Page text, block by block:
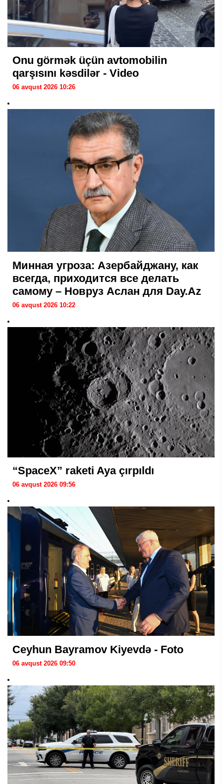
Onu görmək üçün avtomobilin
qarşısını kəsdilər - Video
06 avqust 2026 10:26
Минная угроза: Азербайджану, как
всегда, приходится все делать
самому – Новруз Аслан для Day.Az
06 avqust 2026 10:22
“SpaceX” raketi Aya çırpıldı
06 avqust 2026 09:56
Ceyhun Bayramov Kiyevdə - Foto
06 avqust 2026 09:50